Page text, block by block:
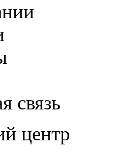
связь
центр